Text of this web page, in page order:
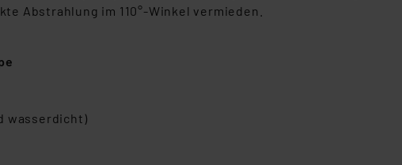
Abstrahlung im 110°-Winkel vermieden.
wasserdicht)